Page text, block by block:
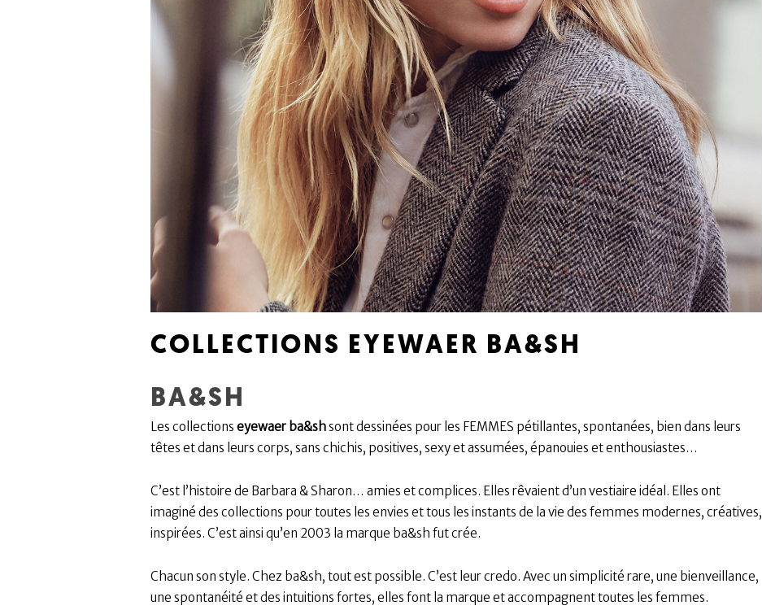
COLLECTIONS EYEWAER BA&SH
BA&SH
Les collections eyewaer ba&shsont dessinées pour les FEMMES pétillantes, spontanées, bien dans leurs
têtes et dans leurs corps, sans chichis, positives, sexy et assumées, épanouies et enthousiastes…
C’est l’histoire de Barbara & Sharon… amies et complices. Elles rêvaient d’un vestiaire idéal. Elles ont
imaginé des collections pour toutes les envies et tous les instants de la vie des femmes modernes, créatives,
inspirées. C’est ainsi qu’en 2003 la marque ba&sh fut crée.
Chacun son style. Chez ba&sh, tout est possible. C’est leur credo. Avec un simplicité rare, une bienveillance,
une spontanéité et des intuitions fortes, elles font la marque et accompagnent toutes les femmes.